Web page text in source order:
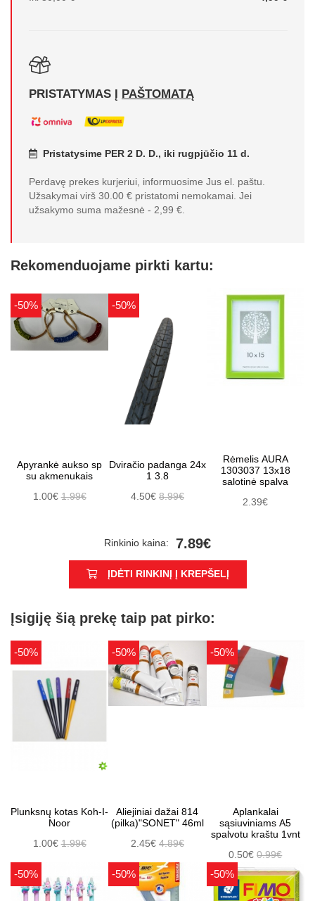
PRISTATYMAS Į PAŠTOMATĄ
Pristatysime PER 2 D. D., iki rugpjūčio 11 d.
Perdavę prekes kurjeriui, informuosime Jus el. paštu.
Užsakymai virš 30.00 € pristatomi nemokamai. Jei
užsakymo suma mažesnė - 2,99 €.
Rekomenduojame pirkti kartu:
-50%
Apyrankė aukso sp
su akmenukais
1.00€1.99€
-50%
Dviračio padanga 24x
1 3.8
4.50€ 8.99€
Rėmelis AURA
1303037 13x18
salotinė spalva
2.39€
Rinkinio kaina: 7.89€
ĮDĖTI RINKINĮ Į KREPŠELĮ
Įsigiję šią prekę taip pat pirko:
-50%
Plunksnų kotas Koh-I-
Noor
1.00€1.99€
-50%
Aliejiniai dažai 814
(pilka)"SONET" 46ml
2.45€ 4.89€
-50%
Aplankalai
sąsiuviniams A5
spalvotu kraštu 1vnt
0.50€0.99€
-50% -50% -50%